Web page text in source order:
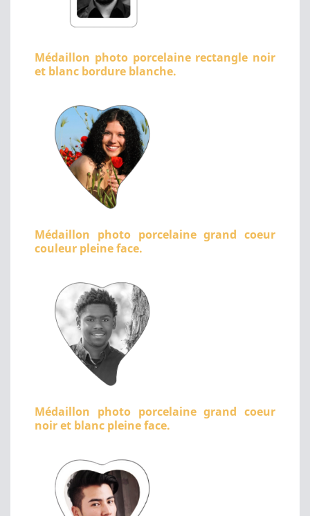
Médaillon photo porcelaine rectangle noir
et blanc bordure blanche.
Médaillon photo porcelaine grand coeur
couleur pleine face.
Médaillon photo porcelaine grand coeur
noir et blanc pleine face.